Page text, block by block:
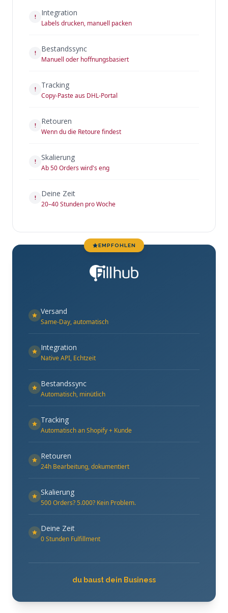
! Integration
Labels drucken, manuell packen
! Bestandssync
Manuell oder hoffnungsbasiert
! Tracking
Copy-Paste aus DHL-Portal
! Retouren
Wenn du die Retoure findest
! Skalierung
Ab 50 Orders wird's eng
! Deine Zeit
20–40 Stunden pro Woche
EMPFOHLEN
Versand
Same-Day, automatisch
Integration
Native API, Echtzeit
Bestandssync
Automatisch, minütlich
Tracking
Automatisch an Shopify + Kunde
Retouren
24h Bearbeitung, dokumentiert
Skalierung
500 Orders? 5.000? Kein Problem.
Deine Zeit
0 Stunden Fulfillment
du baust dein Business